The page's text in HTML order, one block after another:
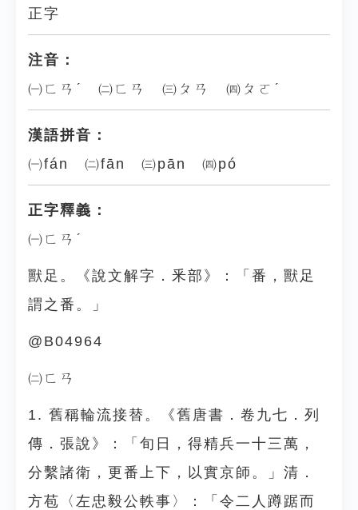
正字
注音：
㈠ㄈㄢˊ ㈡ㄈㄢ ㈢ㄆㄢ ㈣ㄆㄛˊ
漢語拼音：
㈠fán ㈡fān ㈢pān ㈣pó
正字釋義：
㈠ㄈㄢˊ
獸足。《說文解字．釆部》：「番，獸足
謂之番。」
@B04964
㈡ㄈㄢ
1. 舊稱輪流接替。《舊唐書．卷九七．列
傳．張說》：「旬日，得精兵一十三萬，
分繫諸衛，更番上下，以實京師。」清．
方苞〈左忠毅公軼事〉：「令二人蹲踞而